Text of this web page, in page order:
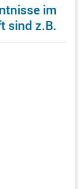
im
sind z.B.